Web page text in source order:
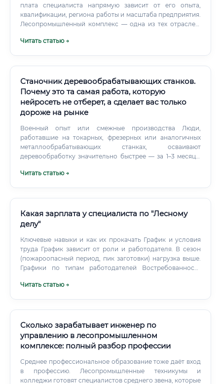
плата специалиста напрямую зависит от его опыта,
квалификации, региона работы и масштаба предприятия.
Лесопромышленный комплекс — одна из тех отраслей,
работать в сложных условиях, что соответствующим
Читать статью →
Станочник деревообрабатывающих станков.
Почему это та самая работа, которую
нейросеть не отберет, а сделает вас только
дороже на рынке
Военный опыт или смежные производства Люди,
работавшие на токарных, фрезерных или аналогичных
металлообрабатывающих станках, осваивают
деревообработку значительно быстрее — за 1–3 месяца.
Курсы по профессии «Станочник деревообрабатывающих
Читать статью →
Какая зарплата у специалиста по "Лесному
делу"
Ключевые навыки и как их прокачать График и условия
труда График зависит от роли и работодателя. В сезон
(пожароопасный период, пик заготовки) нагрузка выше.
Графики по типам работодателей Востребованность
Спрос на специалистов стабильно высокий из-за:
Читать статью →
Сколько зарабатывает инженер по
управлению в лесопромышленном
комплексе: полный разбор профессии
Среднее профессиональное образование тоже даёт вход
в профессию. Лесопромышленные техникумы и
колледжи готовят специалистов среднего звена, которые